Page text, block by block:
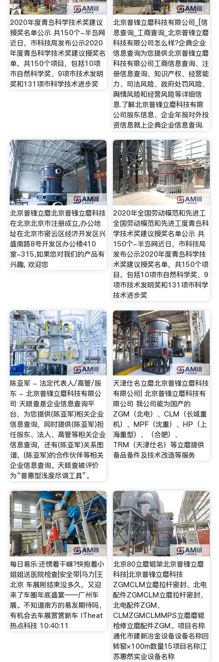
2020年度青岛科学技术奖建议
授奖名单公示 共150个-半岛网
近日，市科技局发布公示2020
年度青岛科学技术奖建议授奖名
单，共150个项目，包括10项
市自然科学奖、9项市技术发明
奖和131项市科学技术进步奖
北京普锋立磨科技有限公司_[信
息查询_工商查询_北京普锋立磨
科技有限公司怎么样?企典企业
信息查询为您提供北京普锋立磨
科技有限公司工商信息查询、注
册信息查询、知识产权、经营能
力、司法风险、政府处罚风险、
舆情风险和经营风险等详细信
息.了解北京普锋立磨科技有限
公司股东信息、企业年报对外投
资信息就上企典企业信息查询.
北京普锋立磨北京普锋立磨科技
在北京北京市注册成立,办公地
址在北京市密云区经济开发区兴
盛南路8号开发区办公楼410
室-315,如果您对我们的产品有
兴趣, 欢迎您
2020年全国劳动模范和先进工
全国劳动模范和先进工度青岛科
学技术奖建议授奖名单公示 共
150个-半岛网近日，市科技局
发布公示2020年度青岛科学技
术奖建议授奖名单，共150个项
目，包括10项市自然科学奖、9
项市技术发明奖和131项市科学
技术进步奖
陈亚军 - 法定代表人/高管/股
东 - 北京普锋立磨科技有限公
司 天眼查是企业信息查询平
台，为您提供(陈亚军)相关企业
信息查询，同时提供(陈亚军)担
任股东、法人、高管等相关企业
信息查询，还有(陈亚军)关系图
谱，(陈亚军)的合作伙伴等相关
企业信息查询。天眼查被评价
为“普惠型浅度尽调工具”。
天津仕名立磨北京普锋立磨科技
有限公司| 北京普锋立磨科技有
限公司 我公司能为国产的
ZGM（北电）、CLM（长城重
机）、MPF（沈重）、HP（上
海重型）、（合肥）、
TRM（天津仕名）等立磨提供
备品备件及技术改造等服务
每日易乐:还愣着干嘛?快抱着小
姐姐送医院检查|安全带|马力|王
北京 车展刚结束没多久，又迎
来了车圈年底盛宴——广州车
展。不知道南方的易友期待吗，
有机会去车展赏赏新车 ITheat
热点科技 10:40:11
北京80立磨辊架北京普锋立磨
科技|北京普锋立磨科技
ZGMCLM立磨拉杆密封、北电
配件ZGMCLM立磨拉杆密封、
北电配件ZGM、
CLMZGMCLMMPS立磨磨辊
检修立磨配件ZGM。项目名称
通化市建新冶金设备设备名称回
转窑×100m数量15项目名称江
苏惠然实业设备名称